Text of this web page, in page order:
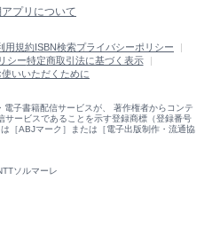
プリについて
用規約 ISBN検索プライバシーポリシー
シー特定商取引法に基づく表示
いいただくために
子書籍配信サービスが、 著作権者からコンテ
サービスであることを示す登録商標（登録番号
［ABJマーク］または［電子出版制作・流通協
ソルマーレ